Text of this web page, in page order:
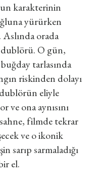
karakterinin
yürürken
orada
O gün,
tarlasında
riskinden dolayı
eliyle
ve ona aynısını
filmde tekrar
ve o ikonik
sarıp sarmaladığı
el.